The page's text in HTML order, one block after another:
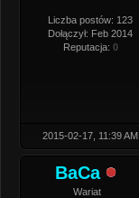
Liczba postów: 123
Dołączył: Feb 2014
Reputacja: 0
2015-02-17, 11:39 AM
BaCa
Wariat